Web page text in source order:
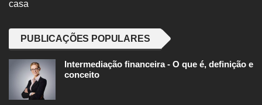
casa
PUBLICAÇÕES POPULARES
Intermediação financeira - O que é, definição e
conceito